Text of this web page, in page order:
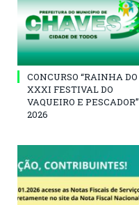
CONCURSO “RAINHA DO
XXXI FESTIVAL DO
VAQUEIRO E PESCADOR”
2026